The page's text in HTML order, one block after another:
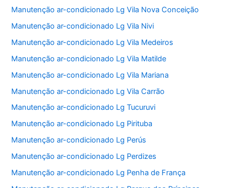
Manutenção ar-condicionado Lg Vila Nova Conceição
Manutenção ar-condicionado Lg Vila Nivi
Manutenção ar-condicionado Lg Vila Medeiros
Manutenção ar-condicionado Lg Vila Matilde
Manutenção ar-condicionado Lg Vila Mariana
Manutenção ar-condicionado Lg Vila Carrão
Manutenção ar-condicionado Lg Tucuruvi
Manutenção ar-condicionado Lg Pirituba
Manutenção ar-condicionado Lg Perús
Manutenção ar-condicionado Lg Perdizes
Manutenção ar-condicionado Lg Penha de França